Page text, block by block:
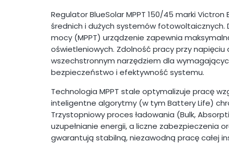
Regulator BlueSolar MPPT 150/45 marki
średnich i dużych systemów fotowoltaicznych.
mocy (MPPT) urządzenie zapewnia
oświetleniowych. Zdolność pracy przy napięciu
wszechstronnym narzędziem dla
bezpieczeństwo i efektywność systemu.
Technologia MPPT stale optymalizuje pracę
inteligentne algorytmy (w tym Battery Life)
Trzystopniowy proces ładowania (Bulk,
uzupełnianie energii, a liczne zabezpieczenia
gwarantują stabilną, niezawodną pracę całej